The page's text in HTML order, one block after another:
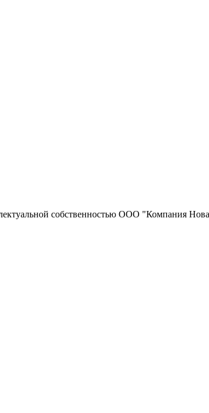
собственностью ООО "Компания